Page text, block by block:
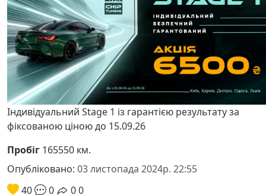
Індивідуальний Stage 1 із гарантією результату за
фіксованою ціною до 15.09.26
Пробіг 165550 км.
Опубліковано: 03 листопада 2024р. 22:55
40
0 00